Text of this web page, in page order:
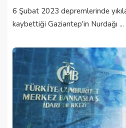
6 Şubat 2023 depremlerinde
kaybettiği Gaziantep'in Nurdağı ...